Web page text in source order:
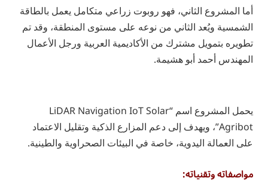
أما المشروع الثاني، فهو روبوت زراعي متكامل يعمل بالطاقة
الشمسية ويُعد الثاني من نوعه على مستوى المنطقة، وقد تم
تطويره بتمويل مشترك من الأكاديمية العربية ورجل الأعمال
المهندس أحمد أبو هشيمة.
يحمل المشروع اسم “LiDAR Navigation IoT Solar
Agribot”، ويهدف إلى دعم المزارع الذكية وتقليل الاعتماد
على العمالة اليدوية، خاصة في البيئات الصحراوية والطينية.
مواصفاته وتقنياته: